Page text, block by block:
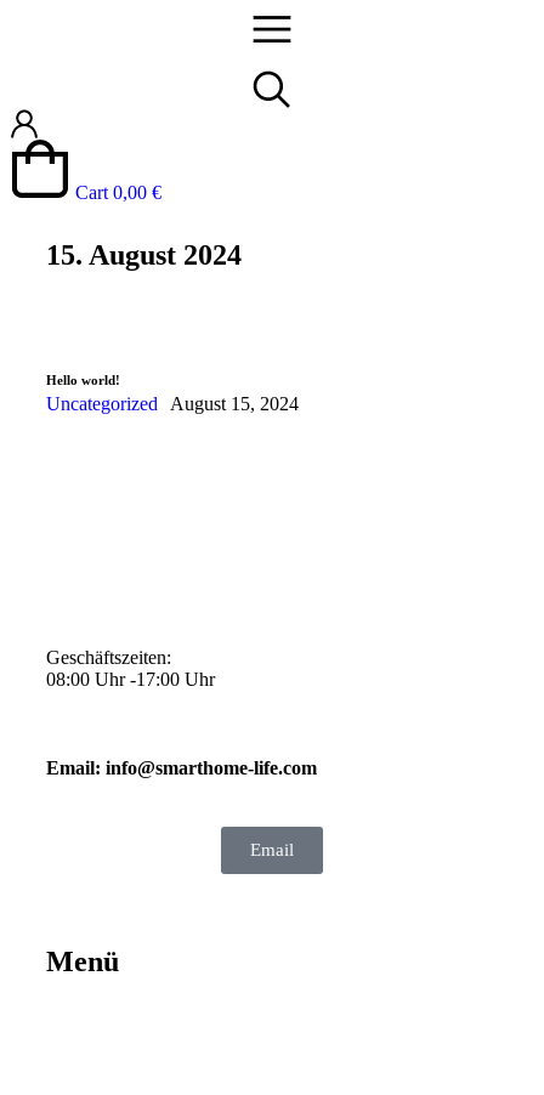
Cart 0,00 €
15. August 2024
Hello world!
Uncategorized August 15, 2024
Geschäftszeiten:
08:00 Uhr -17:00 Uhr
Email: info@smarthome-life.com
Email
Menü